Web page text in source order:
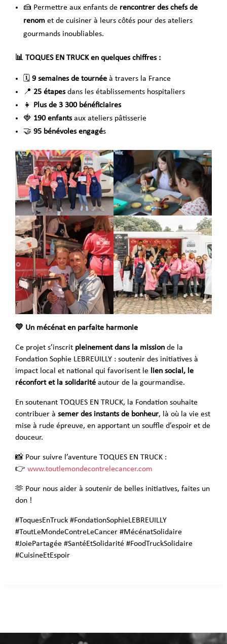
🍰 Permettre aux enfants de rencontrer des chefs de
renom et de cuisiner à leurs côtés pour des ateliers
gourmands inoubliables.
📊 TOQUES EN TRUCK en quelques chiffres :
🗓 9 semaines de tournée à travers la France
📍 25 étapesdans les établissements hospitaliers
👧 Plus de 3 300 bénéficiaires
🍓 190 enfantsaux ateliers pâtisserie
🤝 95 bénévoles engagés
💛 Un mécénat en parfaite harmonie
Ce projet s’inscrit pleinement dans la mission de la
Fondation Sophie LEBREUILLY : soutenir des initiatives à
impact local et national qui favorisent le lien social, le
réconfort et la solidarité autour de la gourmandise.
En soutenant TOQUES EN TRUCK, la Fondation souhaite
contribuer à semer des instants de bonheur, là où la vie est
mise à rude épreuve, en apportant un souffle d’espoir et de
douceur.
📸 Pour suivre l’aventure TOQUES EN TRUCK :
👉 www.toutlemondecontrelecancer.com
🫶 Pour nous aider à soutenir de belles initiatives, faites un
don !
#ToquesEnTruck #FondationSophieLEBREUILLY
#ToutLeMondeContreLeCancer #MécénatSolidaire
#JoiePartagée #SantéEtSolidarité #FoodTruckSolidaire
#CuisineEtEspoir